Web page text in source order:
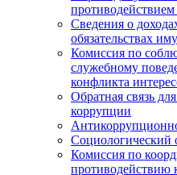
Сведения о
обязательствах
Комиссия по
служебному
конфликта
Обратная связь
коррупции
Социологический
Комиссия по
противодействию